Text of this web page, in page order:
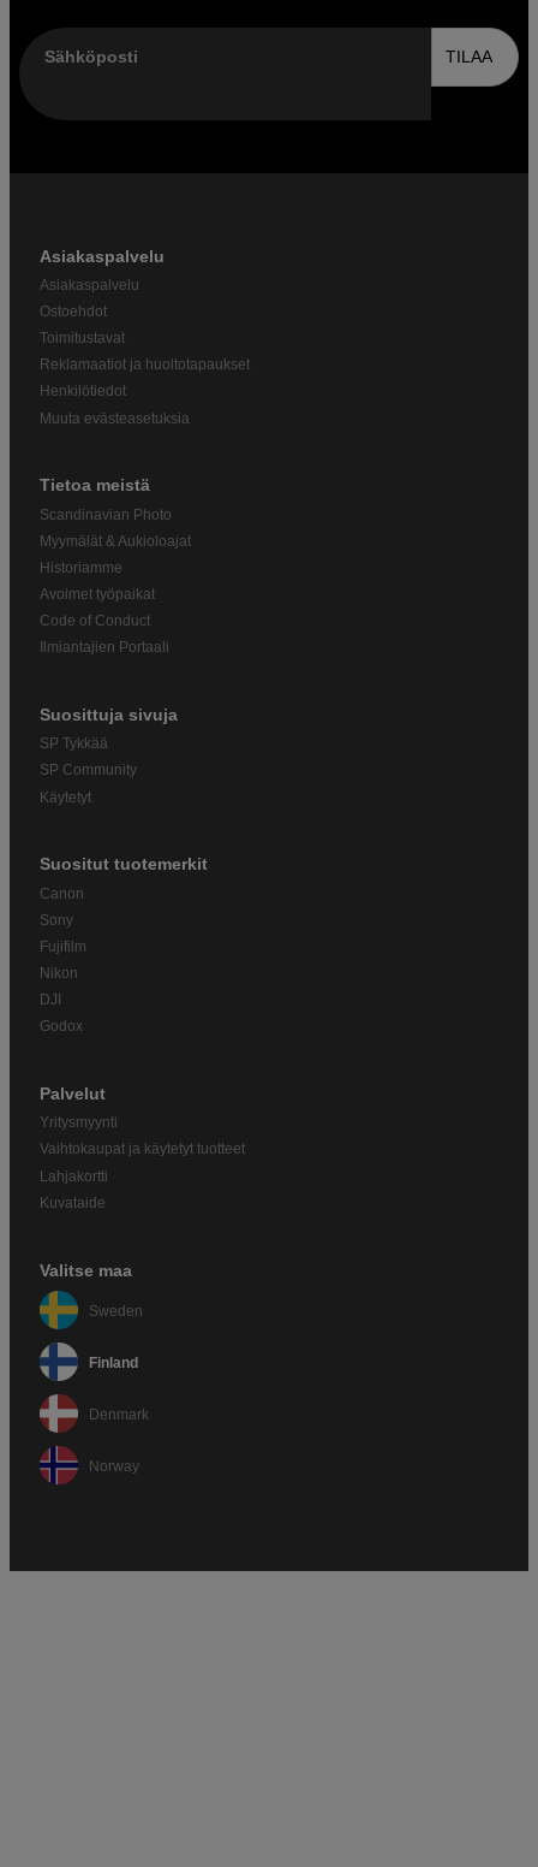
Sähköposti TILAA
Asiakaspalvelu
Asiakaspalvelu
Ostoehdot
Toimitustavat
Reklamaatiot ja huoltotapaukset
Henkilötiedot
Muuta evästeasetuksia
Tietoa meistä
Scandinavian Photo
Myymälät & Aukioloajat
Historiamme
Avoimet työpaikat
Code of Conduct
Ilmiantajien Portaali
Suosittuja sivuja
SP Tykkää
SP Community
Käytetyt
Suositut tuotemerkit
Canon
Sony
Fujifilm
Nikon
DJI
Godox
Palvelut
Yritysmyynti
Vaihtokaupat ja käytetyt tuotteet
Lahjakortti
Kuvataide
Valitse maa
Sweden
Finland
Denmark
Norway